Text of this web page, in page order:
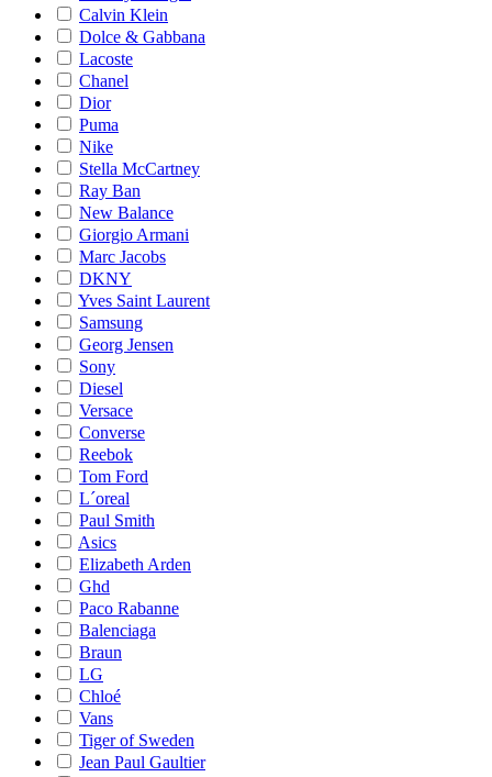
Calvin Klein
Dolce & Gabbana
Lacoste
Chanel
Dior
Puma
Nike
Stella McCartney
Ray Ban
New Balance
Giorgio Armani
Marc Jacobs
DKNY
Yves Saint Laurent
Samsung
Georg Jensen
Sony
Diesel
Versace
Converse
Reebok
Tom Ford
L´oreal
Paul Smith
Asics
Elizabeth Arden
Ghd
Paco Rabanne
Balenciaga
Braun
LG
Chloé
Vans
Tiger of Sweden
Jean Paul Gaultier